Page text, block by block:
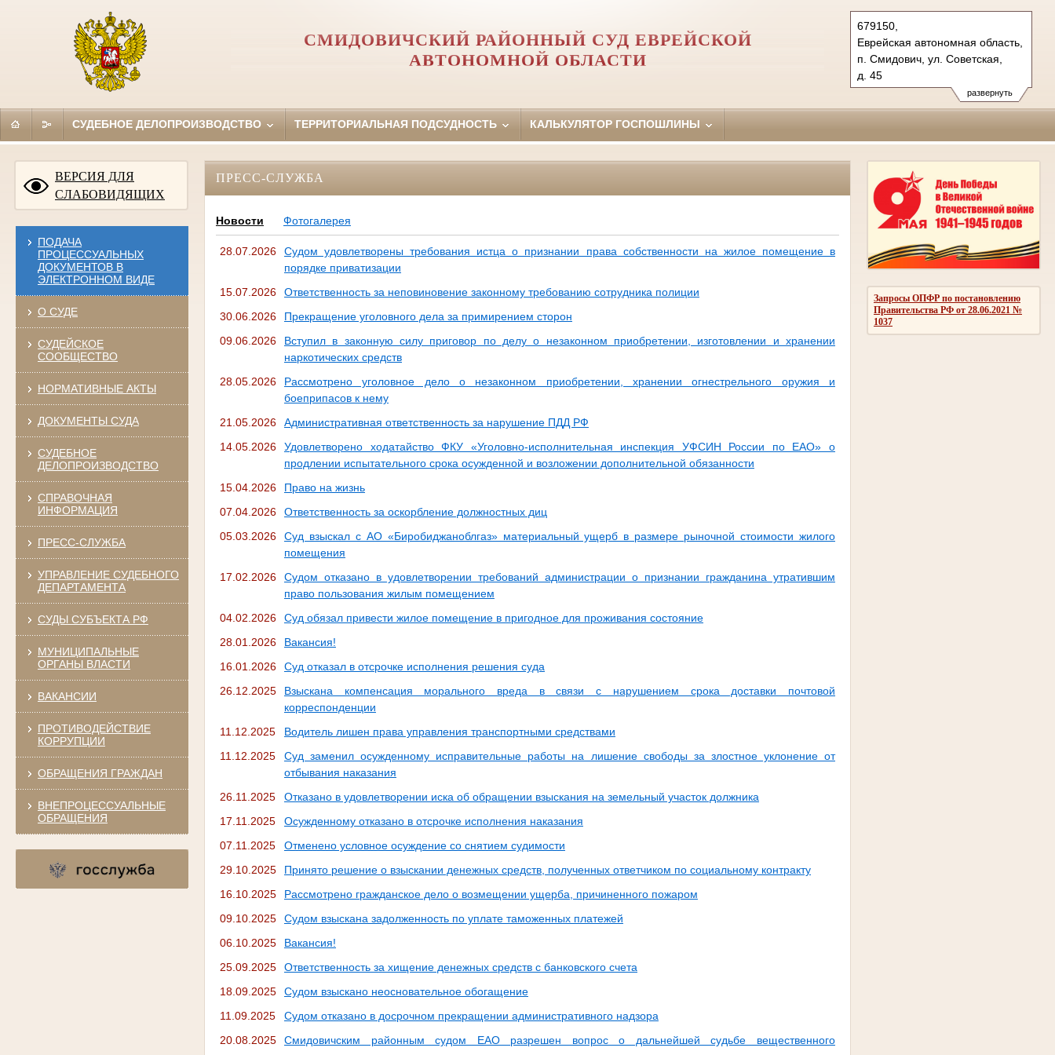
развернуть
679150,
Еврейская автономная область,
п. Смидович, ул. Советская,
д. 45
Тел.: (42632) 2-29-97, 2-21-
60 (ф.), 2-20-10 (тел. доверия)
СМИДОВИЧСКИЙ РАЙОННЫЙ СУД ЕВРЕЙСКОЙ
АВТОНОМНОЙ ОБЛАСТИ
СУДЕБНОЕ ДЕЛОПРОИЗВОДСТВО ТЕРРИТОРИАЛЬНАЯ ПОДСУДНОСТЬ КАЛЬКУЛЯТОР ГОСПОШЛИНЫ
ВЕРСИЯ ДЛЯ
СЛАБОВИДЯЩИХ
ПОДАЧА
ПРОЦЕССУАЛЬНЫХ
ДОКУМЕНТОВ В
ЭЛЕКТРОННОМ ВИДЕ
О СУДЕ
СУДЕЙСКОЕ
СООБЩЕСТВО
НОРМАТИВНЫЕ АКТЫ
ДОКУМЕНТЫ СУДА
СУДЕБНОЕ
ДЕЛОПРОИЗВОДСТВО
СПРАВОЧНАЯ
ИНФОРМАЦИЯ
ПРЕСС-СЛУЖБА
УПРАВЛЕНИЕ СУДЕБНОГО
ДЕПАРТАМЕНТА
СУДЫ СУБЪЕКТА РФ
МУНИЦИПАЛЬНЫЕ
ОРГАНЫ ВЛАСТИ
ВАКАНСИИ
ПРОТИВОДЕЙСТВИЕ
КОРРУПЦИИ
ОБРАЩЕНИЯ ГРАЖДАН
ВНЕПРОЦЕССУАЛЬНЫЕ
ОБРАЩЕНИЯ
Запросы ОПФР по постановлению
Правительства РФ от 28.06.2021 №
1037
ПРЕСС-СЛУЖБА
Новости Фотогалерея
28.07.2026
Судом удовлетворены требования истца о признании права собственности на жилое помещение в
порядке приватизации
15.07.2026
Ответственность за неповиновение законному требованию сотрудника полиции
30.06.2026
Прекращение уголовного дела за примирением сторон
09.06.2026
Вступил в законную силу приговор по делу о незаконном приобретении, изготовлении и хранении
наркотических средств
28.05.2026
Рассмотрено уголовное дело о незаконном приобретении, хранении огнестрельного оружия и
боеприпасов к нему
21.05.2026
Административная ответственность за нарушение ПДД РФ
14.05.2026
Удовлетворено ходатайство ФКУ «Уголовно-исполнительная инспекция УФСИН России по ЕАО» о
продлении испытательного срока осужденной и возложении дополнительной обязанности
15.04.2026
Право на жизнь
07.04.2026
Ответственность за оскорбление должностных диц
05.03.2026
Суд взыскал с АО «Биробиджаноблгаз» материальный ущерб в размере рыночной стоимости жилого
помещения
17.02.2026
Судом отказано в удовлетворении требований администрации о признании гражданина утратившим
право пользования жилым помещением
04.02.2026
Суд обязал привести жилое помещение в пригодное для проживания состояние
28.01.2026
Вакансия!
16.01.2026
Суд отказал в отсрочке исполнения решения суда
26.12.2025
Взыскана компенсация морального вреда в связи с нарушением срока доставки почтовой
корреспонденции
11.12.2025
Водитель лишен права управления транспортными средствами
11.12.2025
Суд заменил осужденному исправительные работы на лишение свободы за злостное уклонение от
отбывания наказания
26.11.2025
Отказано в удовлетворении иска об обращении взыскания на земельный участок должника
17.11.2025
Осужденному отказано в отсрочке исполнения наказания
07.11.2025
Отменено условное осуждение со снятием судимости
29.10.2025
Принято решение о взыскании денежных средств, полученных ответчиком по социальному контракту
16.10.2025
Рассмотрено гражданское дело о возмещении ущерба, причиненного пожаром
09.10.2025
Судом взыскана задолженность по уплате таможенных платежей
06.10.2025
Вакансия!
25.09.2025
Ответственность за хищение денежных средств с банковского счета
18.09.2025
Судом взыскано неосновательное обогащение
11.09.2025
Судом отказано в досрочном прекращении административного надзора
20.08.2025
Смидовичским районным судом ЕАО разрешен вопрос о дальнейшей судьбе вещественного